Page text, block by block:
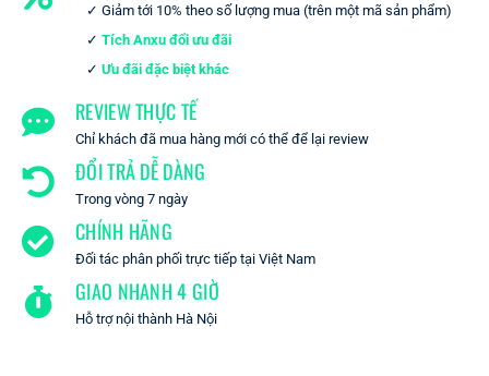
Giảm tới 10% theo số lượng mua (trên một mã sản phẩm)
Tích Anxu đổi ưu đãi
Ưu đãi đặc biệt khác
REVIEW THỰC TẾ
Chỉ khách đã mua hàng mới có thể để lại review
ĐỔI TRẢ DỄ DÀNG
Trong vòng 7 ngày
CHÍNH HÃNG
Đối tác phân phối trực tiếp tại Việt Nam
GIAO NHANH 4 GIỜ
Hỗ trợ nội thành Hà Nội